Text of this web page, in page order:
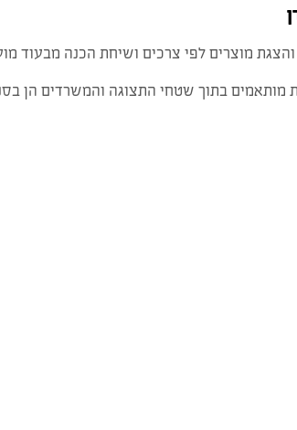
מוצרים לפי צרכים ושיחת הכנה מבעוד
מותאמים בתוך שטחי התצוגה והמשרדים הן